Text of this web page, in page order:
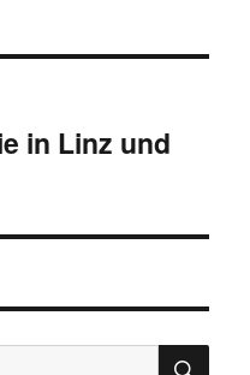
in Linz und